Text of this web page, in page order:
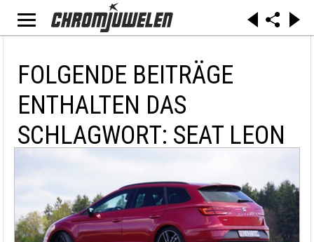
FOLGENDE BEITRÄGE
ENTHALTEN DAS
SCHLAGWORT: SEAT LEON